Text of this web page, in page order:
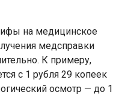
на медицинское
медсправки
К примеру,
с 1 рубля 29 копеек
осмотр — до 1